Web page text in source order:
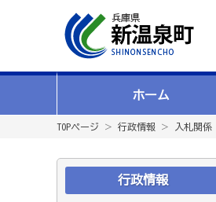
ホーム
TOPページ ＞ 行政情報 ＞ 入札関係
行政情報